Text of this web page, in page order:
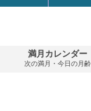
満月カレンダー
次の満月・今日の月齢